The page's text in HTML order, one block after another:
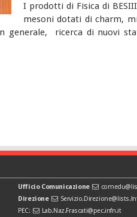
I prodotti di Fisica di
mesoni dotati di charm,
generale, ricerca di nuovi
Ufficio Comunicazione
Direzione
PEC:
Lab.Naz.Frascati@pec.infn.it